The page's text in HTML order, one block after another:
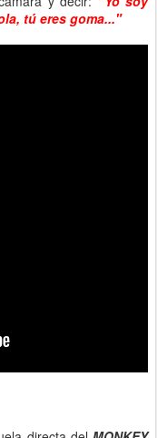
tú eres goma..."